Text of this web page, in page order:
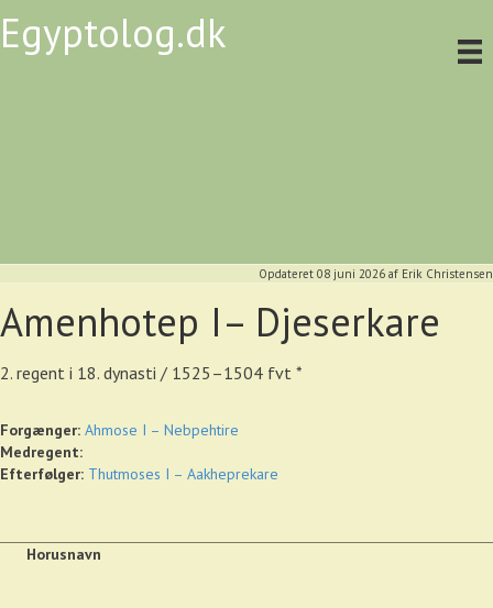
Egyptolog.dk
Opdateret 08 juni 2026 af Erik Christensen
Amenhotep I– Djeserkare
2. regent i 18. dynasti / 1525–1504 fvt *
Forgænger: Ahmose I – Nebpehtire
Medregent:
Efterfølger: Thutmoses I – Aakheprekare
Horusnavn